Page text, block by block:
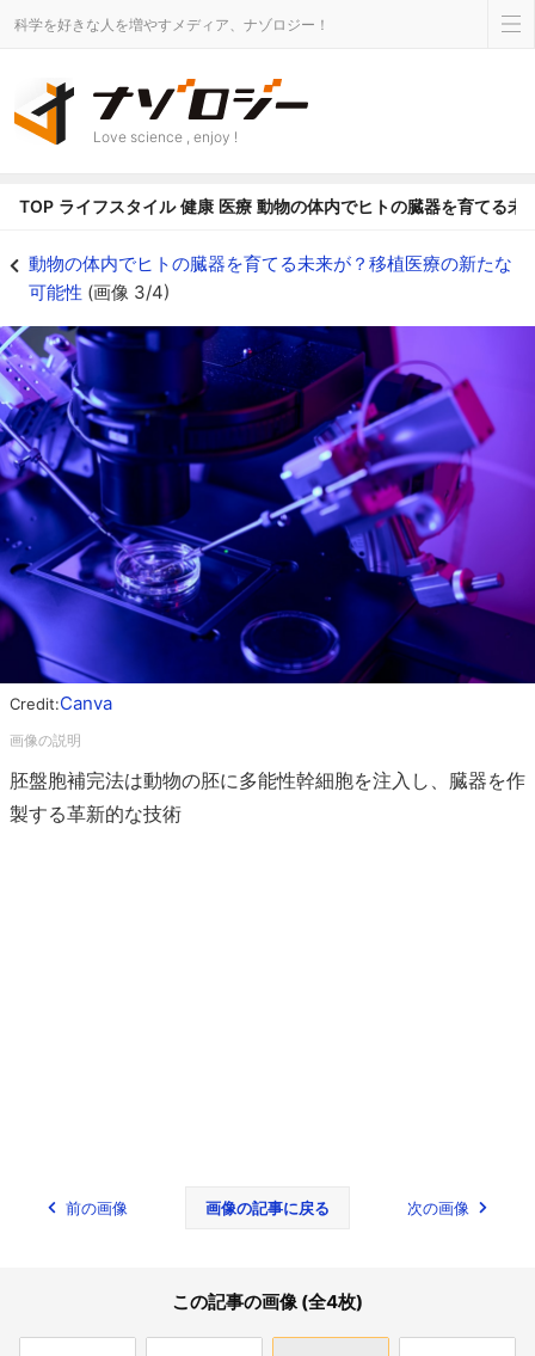
科学を好きな人を増やすメディア、ナゾロジー！
Love science , enjoy !
TOP ライフスタイル 健康 医療 動物の体内でヒトの臓器を育てる未
動物の体内でヒトの臓器を育てる未来が？移植医療の新たな
可能性 (画像 3/4)
Credit:Canva
胚盤胞補完法は動物の胚に多能性幹細胞を注入し、臓器を作
製する革新的な技術
前の画像 画像の記事に戻る 次の画像
この記事の画像 (全4枚)